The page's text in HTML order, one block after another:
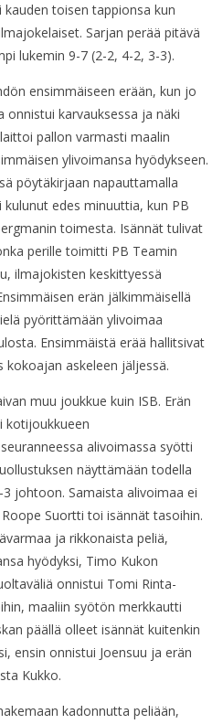
kauden toisen tappionsa kun
Sarjan perää pitävä
lukemin 9-7 (2-2, 4-2, 3-3).
ensimmäiseen erään, kun jo
onnistui karvauksessa ja näki
pallon varmasti maalin
ylivoimansa hyödykseen.
pöytäkirjaan napauttamalla
edes minuuttia, kun PB
toimesta. Isännät tulivat
perille toimitti PB Teamin
ilmajokisten keskittyessä
erän jälkimmäisellä
pyörittämään ylivoimaa
Ensimmäistä erää hallitsivat
kokoajan askeleen jäljessä.
muu joukkue kuin ISB. Erän
kotijoukkueen
alivoimassa syötti
näyttämään todella
johtoon. Samaista alivoimaa ei
Suortti toi isännät tasoihin.
ja rikkonaista peliä,
hyödyksi, Timo Kukon
onnistui Tomi Rinta-
maaliin syötön merkkautti
päällä olleet isännät kuitenkin
ensin onnistui Joensuu ja erän
Kukko.
kadonnutta peliään,